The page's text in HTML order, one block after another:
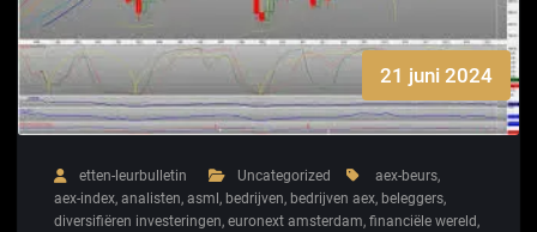
21 juni 2024
etten-leurbulletin Uncategorized aex-beurs,
aex-index, analisten, asml , bedrijven, bedrijven aex, beleggers,
diversifiëren investeringen, euronext amsterdam, financiële wereld,